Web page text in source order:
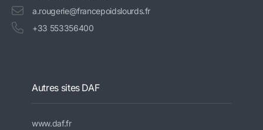
a.rougerie@francepoidslourds.fr
+33 553356400
Autres sites DAF
www.daf.fr